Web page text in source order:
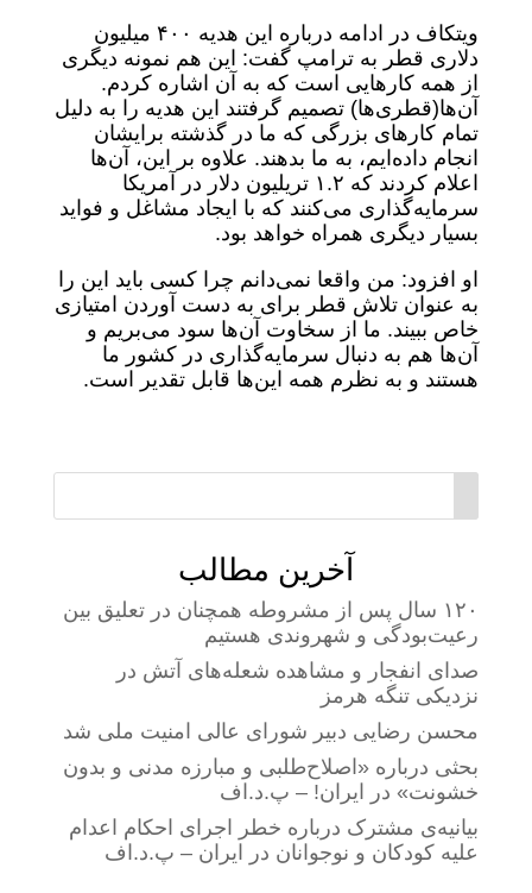
ویتکاف در ادامه درباره این هدیه ۴۰۰ میلیون
دلاری قطر به ترامپ گفت: این هم نمونه دیگری
از همه کارهایی است که به آن اشاره کردم.
آن‌ها(قطری‌ها) تصمیم گرفتند این هدیه را به دلیل
تمام کارهای بزرگی که ما در گذشته برایشان
انجام داده‌ایم، به ما بدهند. علاوه بر این، آن‌ها
اعلام کردند که ۱.۲ تریلیون دلار در آمریکا
سرمایه‌گذاری می‌کنند که با ایجاد مشاغل و فواید
بسیار دیگری همراه خواهد بود.
او افزود: من واقعا نمی‌دانم چرا کسی باید این را
به عنوان تلاش قطر برای به دست آوردن امتیازی
خاص ببیند. ما از سخاوت آن‌ها سود می‌بریم و
آن‌ها هم به دنبال سرمایه‌گذاری در کشور ما
هستند و به نظرم همه این‌ها قابل تقدیر است.
آخرین مطالب
۱۲۰ سال پس از مشروطه همچنان در تعلیق بین
رعیت‌بودگی و شهروندی هستیم
صدای انفجار و مشاهده شعله‌های آتش در
نزدیکی تنگه هرمز
محسن رضایی دبیر شورای عالی امنیت ملی شد
بحثی درباره «اصلاح‌طلبی و مبارزه مدنی و بدون
خشونت» در ایران! – پ.د.اف
بیانیه‌ی مشترک درباره خطر اجرای احکام اعدام
علیه کودکان و نوجوانان در ایران – پ.د.اف